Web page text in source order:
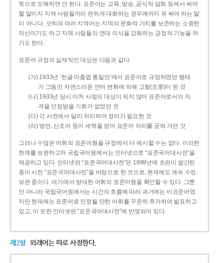
뜻으로 오해하면 안 된다. 표준어는 교육, 방송, 공식적 담화 등에서 써야
할 말이지 지역 사람들끼리 편하게 대화하는 경우에까지 꼭 써야 하는 말
이 아니다. 오히려 여러 지역어는 지역의 문화적 가치를 보존하는 소중한
자산이기도 하고 지역 사람들의 연대 의식을 강화하는 긍정적 기능을 하
기도 한다.
표준어 규정의 실제적인 대상은 다음과 같다.
(가) 1933년 ‘한글 마춤법 통일안’에서 표준어로 규정하였던 형태
가 그동안 자연스러운 언어 변화에 의해 고형(古形)이 된 것
(나) 1933년 당시 미처 사정의 대상이 되지 않아 표준어로서의 자
격을 인정받을 기회가 없었던 것
(다) 각 사전에서 달리 처리하여 정리가 필요한 것
(라) 방언, 신조어 등이 세력을 얻어 표준어 자리를 굳혀 가던 것
그러나 수많은 어휘의 표준어형을 규정에서 다 예시할 수는 없다. 이러한
한계를 보완하고자 국립국어원에서는 인터넷으로 “표준국어대사전”을
제공하고 있다. 인터넷판 “표준국어대사전”은 1999년에 초판이 발간된
종이 사전 “표준국어대사전”을 바탕으로 한 것으로, 현재에도 계속 수정·
보완 중이다. 여기에서 방대한 어휘의 표준어형을 확인할 수 있다. 그뿐
만 아니라 국립국어원에서는 시간의 흐름에 따라 과거에는 비표준어였
지만 현재에는 표준어로 인정될 만한 어휘를 꾸준히 추가하여 발표하고
있고, 이 또한 인터넷판 “표준국어대사전”에 반영되어 있다.
제2항 외래어는 따로 사정한다.